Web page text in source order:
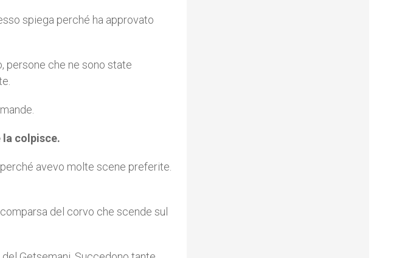
spiega perché ha approvato
persone che ne sono state
la colpisce.
avevo molte scene preferite.
del corvo che scende sul